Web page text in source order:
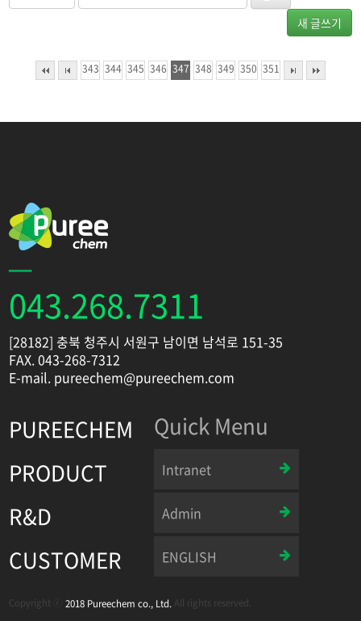
새 글쓰기
343 344 345 346 347 348 349 350 351
043.268.7311
[28182] 충북 청주시 서원구 남이면 남석로 151-35
FAX. 043-268-7312
E-mail. pureechem@pureechem.com
PUREECHEM
PRODUCT
R&D
CUSTOMER
Quick Menu
Intranet
Admin
ENGLISH
Copyright ⓒ2018 Pureechem co., Ltd. All rights reserved.